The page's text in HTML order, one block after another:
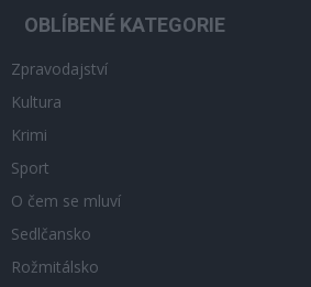
OBLÍBENÉ KATEGORIE
Zpravodajství
Kultura
Krimi
Sport
O čem se mluví
Sedlčansko
Rožmitálsko